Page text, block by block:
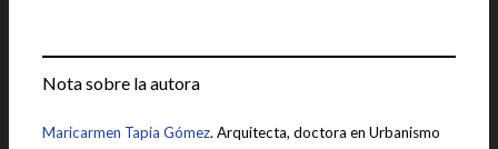
Nota sobre la autora
Maricarmen Tapia Gómez. Arquitecta, doctora en Urbanismo